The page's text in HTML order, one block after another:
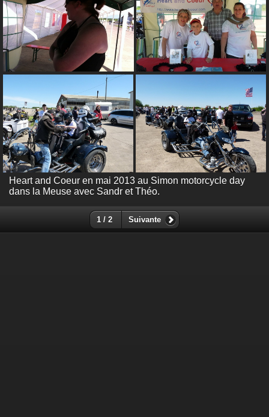
Heart and Coeur en mai 2013 au Simon motorcycle day
dans la Meuse avec Sandr et Théo.
1 / 2 Suivante